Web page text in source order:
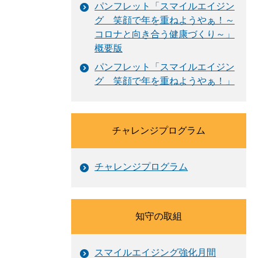
パンフレット「スマイルエイジン
グ 笑顔で年を重ねようやぁ！～
コロナと向き合う健康づくり～」
概要版
パンフレット「スマイルエイジン
グ 笑顔で年を重ねようやぁ！」
チャレンジプログラム
チャレンジプログラム
知守の取組
スマイルエイジング強化月間